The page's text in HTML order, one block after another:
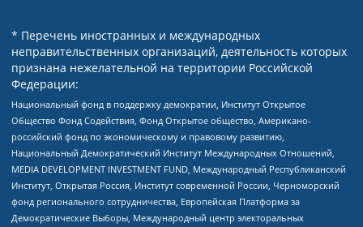
* Перечень иностранных и международных
неправительственных организаций, деятельность которых
признана нежелательной на территории Российской
Федерации:
Национальный фонд в поддержку демократии, Институт Открытое
Общество Фонд Содействия, Фонд Открытое общество, Американо-
российский фонд по экономическому и правовому развитию,
Национальный Демократический Институт Международных Отношений,
MEDIA DEVELOPMENT INVESTMENT FUND, Международный Республиканский
Институт, Открытая Россия, Институт современной России, Черноморский
фонд регионального сотрудничества, Европейская Платформа за
Демократические Выборы, Международный центр электоральных